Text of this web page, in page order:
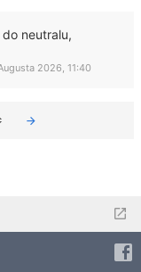
neutralu,
2026, 11:40